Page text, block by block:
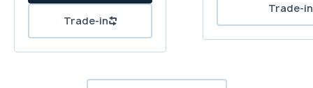
Trade-in
Trade-in